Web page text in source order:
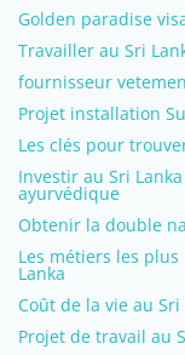
Golden paradise
Travailler au Sri
fournisseur
Projet installation
Les clés pour
Investir au Sri
ayurvédique
Obtenir la double
Les métiers les
Lanka
Coût de la vie au
Projet de travail au